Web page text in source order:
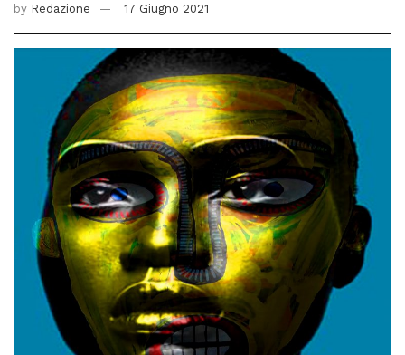
by Redazione 17 Giugno 2021